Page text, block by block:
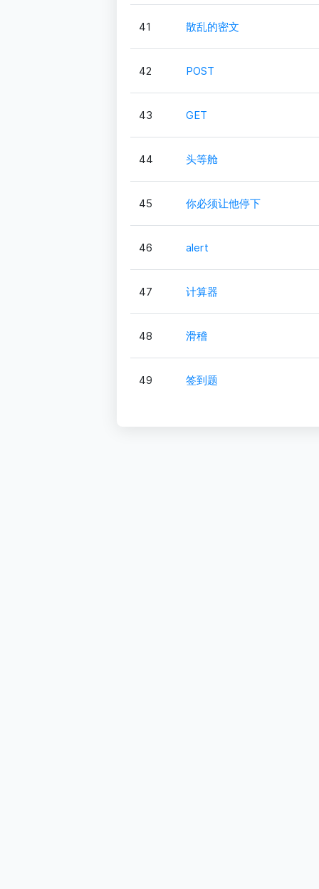
41 散乱的密文
42 POST
43 GET
44 头等舱
45 你必须让他停下
46 alert
47 计算器
48 滑稽
49 签到题